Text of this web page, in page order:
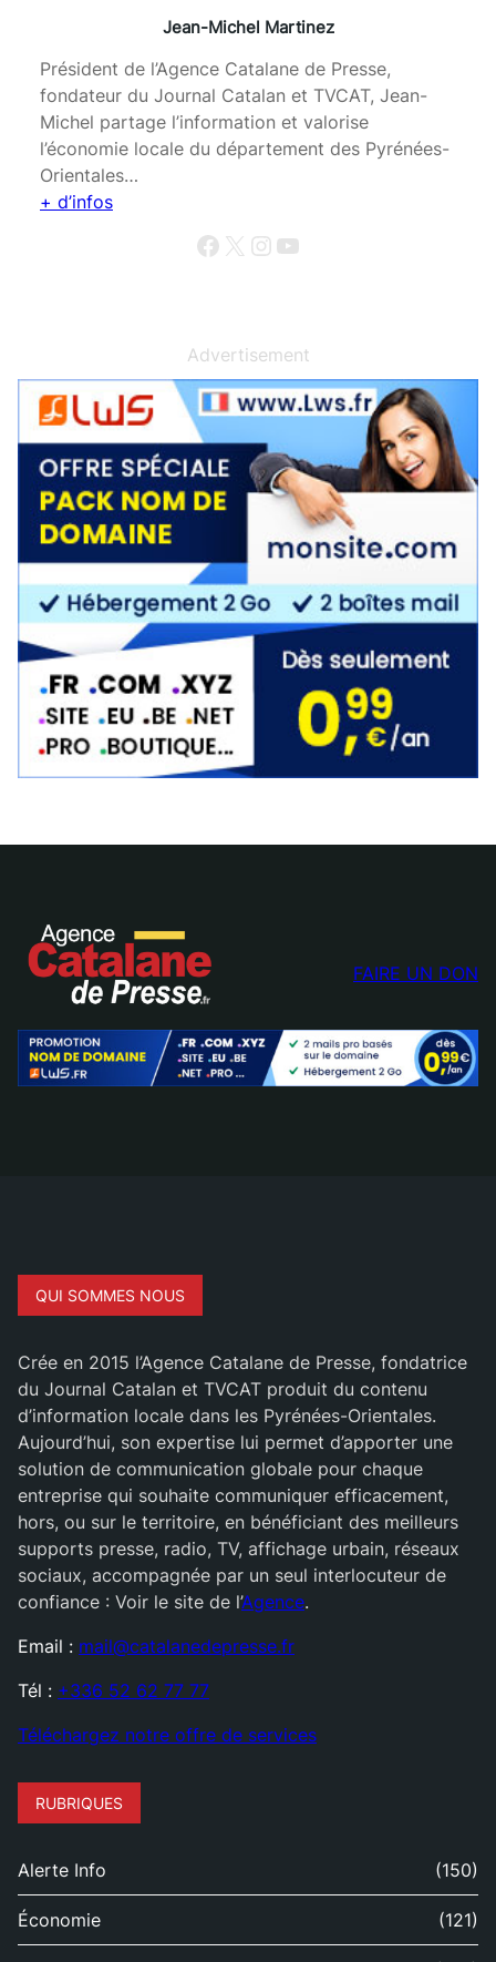
Jean-Michel Martinez
Président de l’Agence Catalane de Presse,
fondateur du Journal Catalan et TVCAT, Jean-
Michel partage l’information et valorise
l’économie locale du département des Pyrénées-
Orientales…
+ d’infos
Facebook X Instagram YouTube
Advertisement
FAIRE UN DON
QUI SOMMES NOUS
Crée en 2015 l’Agence Catalane de Presse, fondatrice
du Journal Catalan et TVCAT produit du contenu
d’information locale dans les Pyrénées-Orientales.
Aujourd’hui, son expertise lui permet d’apporter une
solution de communication globale pour chaque
entreprise qui souhaite communiquer efficacement,
hors, ou sur le territoire, en bénéficiant des meilleurs
supports presse, radio, TV, affichage urbain, réseaux
sociaux, accompagnée par un seul interlocuteur de
confiance : Voir le site de l’Agence.
Email : mail@catalanedepresse.fr
Tél : +336 52 62 77 77
Téléchargez notre offre de services
RUBRIQUES
Alerte Info (150)
Économie (121)